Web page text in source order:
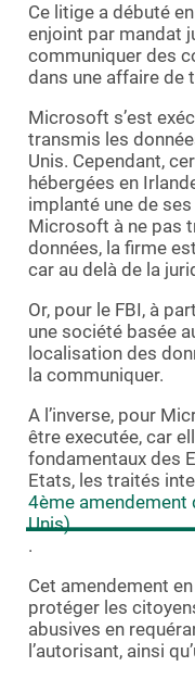
Ce litige a débuté
enjoint par mandat
communiquer des
dans une affaire de
Microsoft s’est
transmis les
Unis. Cependant,
hébergées en
implanté une de
Microsoft à ne pas
données, la firme
car au delà de la
Or, pour le FBI, à
une société basée
localisation des
la communiquer.
A l’inverse, pour
être executée, car
fondamentaux des
Etats, les traités
4ème amendement
Unis)
.
Cet amendement
protéger les
abusives en
l’autorisant, ainsi